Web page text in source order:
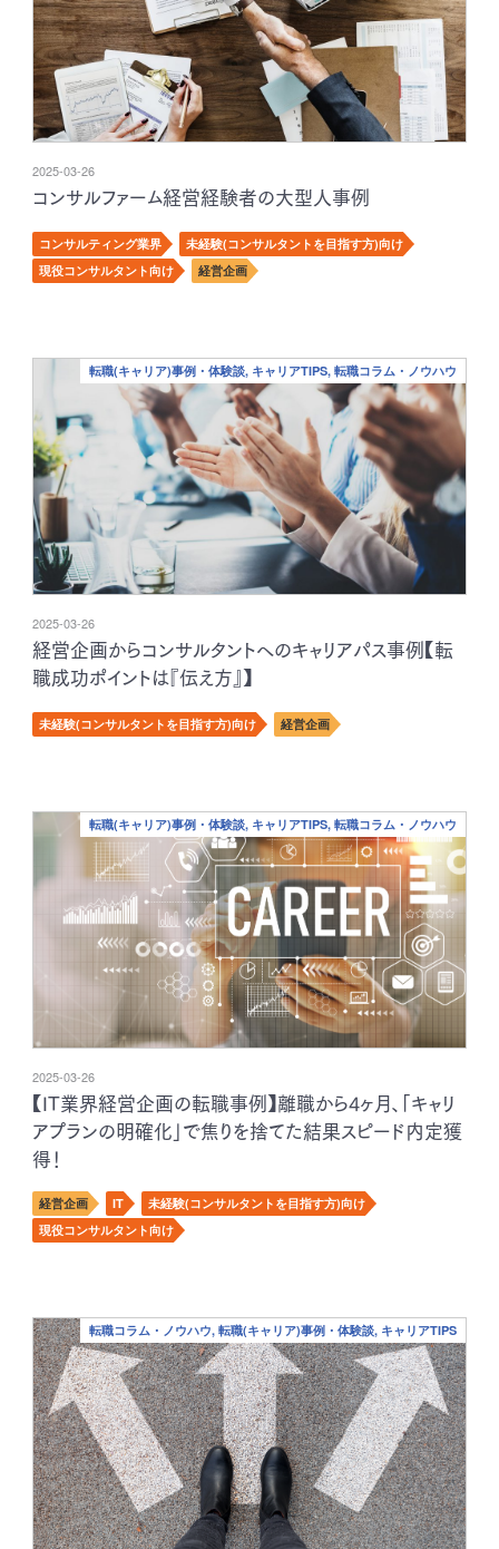
2025-03-26
コンサルファーム経営経験者の大型人事例
コンサルティング業界
未経験(コンサルタントを目指す方)向け
現役コンサルタント向け
経営企画
転職(キャリア)事例・体験談, キャリアTIPS, 転職コラム・ノウハウ
2025-03-26
経営企画からコンサルタントへのキャリアパス事例【転
職成功ポイントは『伝え方』】
未経験(コンサルタントを目指す方)向け 経営企画
転職(キャリア)事例・体験談, キャリアTIPS, 転職コラム・ノウハウ
2025-03-26
【IT業界経営企画の転職事例】離職から4ヶ月、「キャリ
アプランの明確化」で焦りを捨てた結果スピード内定獲
得！
経営企画 IT
未経験(コンサルタントを目指す方)向け
現役コンサルタント向け
転職コラム・ノウハウ, 転職(キャリア)事例・体験談, キャリアTIPS